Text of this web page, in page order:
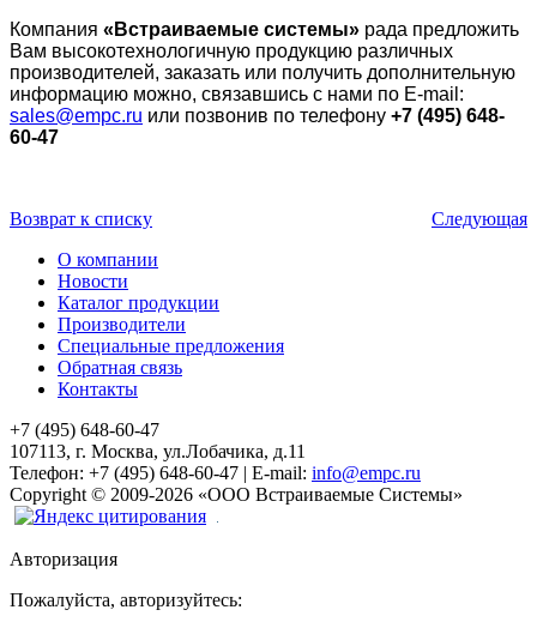
Компания «Встраиваемые системы» рада предложить
Вам высокотехнологичную продукцию различных
производителей, заказать или получить дополнительную
информацию можно, связавшись с нами по E-mail:
sales@empc.ru или позвонив по телефону +7 (495) 648-
60-47
Возврат к списку
Следующая
О компании
Новости
Каталог продукции
Производители
Специальные предложения
Обратная связь
Контакты
+7 (495) 648-60-47
107113, г. Москва, ул.Лобачика, д.11
Телефон: +7 (495) 648-60-47 | E-mail: info@empc.ru
Copyright © 2009-2026 «ООО Встраиваемые Системы»
Авторизация
Пожалуйста, авторизуйтесь: